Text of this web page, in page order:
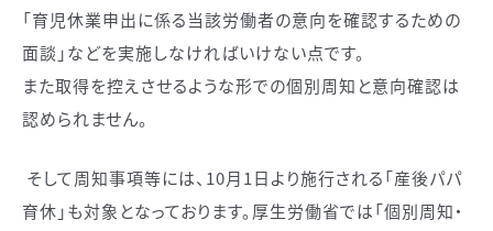
「育児休業申出に係る当該労働者の意向を確認するための
面談」などを実施しなければいけない点です。
また取得を控えさせるような形での個別周知と意向確認は
認められません。
そして周知事項等には、10月1日より施行される「産後パパ
育休」も対象となっております。厚生労働省では「個別周知・